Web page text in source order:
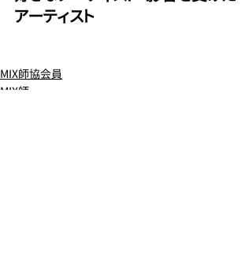
アーティスト
MIX師協会員
MIX師